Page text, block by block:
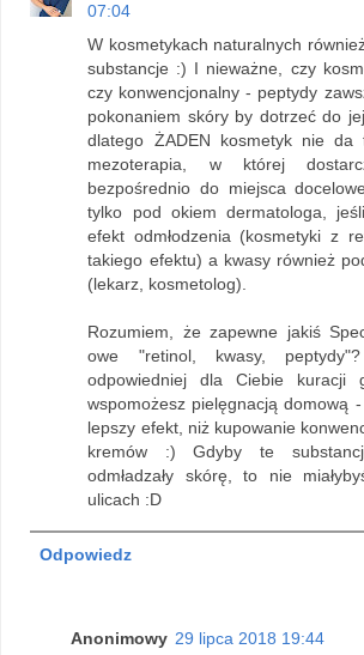
07:04
W kosmetykach naturalnych
substancje :) I nieważne, czy
czy konwencjonalny - peptydy
pokonaniem skóry by dotrzeć do
dlatego ŻADEN kosmetyk nie da
mezoterapia, w której
bezpośrednio do miejsca
tylko pod okiem dermatologa,
efekt odmłodzenia (kosmetyki z
takiego efektu) a kwasy również
(lekarz, kosmetolog).
Rozumiem, że zapewne jakiś
owe "retinol, kwasy,
odpowiedniej dla Ciebie kuracji
wspomożesz pielęgnacją domową
lepszy efekt, niż kupowanie
kremów :) Gdyby te
odmładzały skórę, to nie
ulicach :D
Odpowiedz
Anonimowy 29 lipca 2018 19:44